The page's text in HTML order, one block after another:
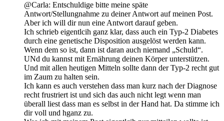
@Carla: Entschuldige bitte meine späte
Antwort/Stellungnahme zu deiner Antwort auf meinen Post.
Aber ich will dir nun eine Antwort darauf geben.
Ich schrieb eigentlcih ganz klar, dass auch ein Typ-2 Diabetes
durch eine genetische Disposition ausgelöst werden kann.
Wenn dem so ist, dann ist daran auch niemand „Schuld“.
UNd du kannst mit Ernährung deinen Körper unterstützen.
Und mit allen heutigen Mitteln sollte dann der Typ-2 recht gut
im Zaum zu halten sein.
Ich kann es auch verstehen dass man kurz nach der Diagnose
recht frustriert ist und sich das auch nicht legt wenn man
überall liest dass man es selbst in der Hand hat. Da stimme ich
dir voll und hganz zu.